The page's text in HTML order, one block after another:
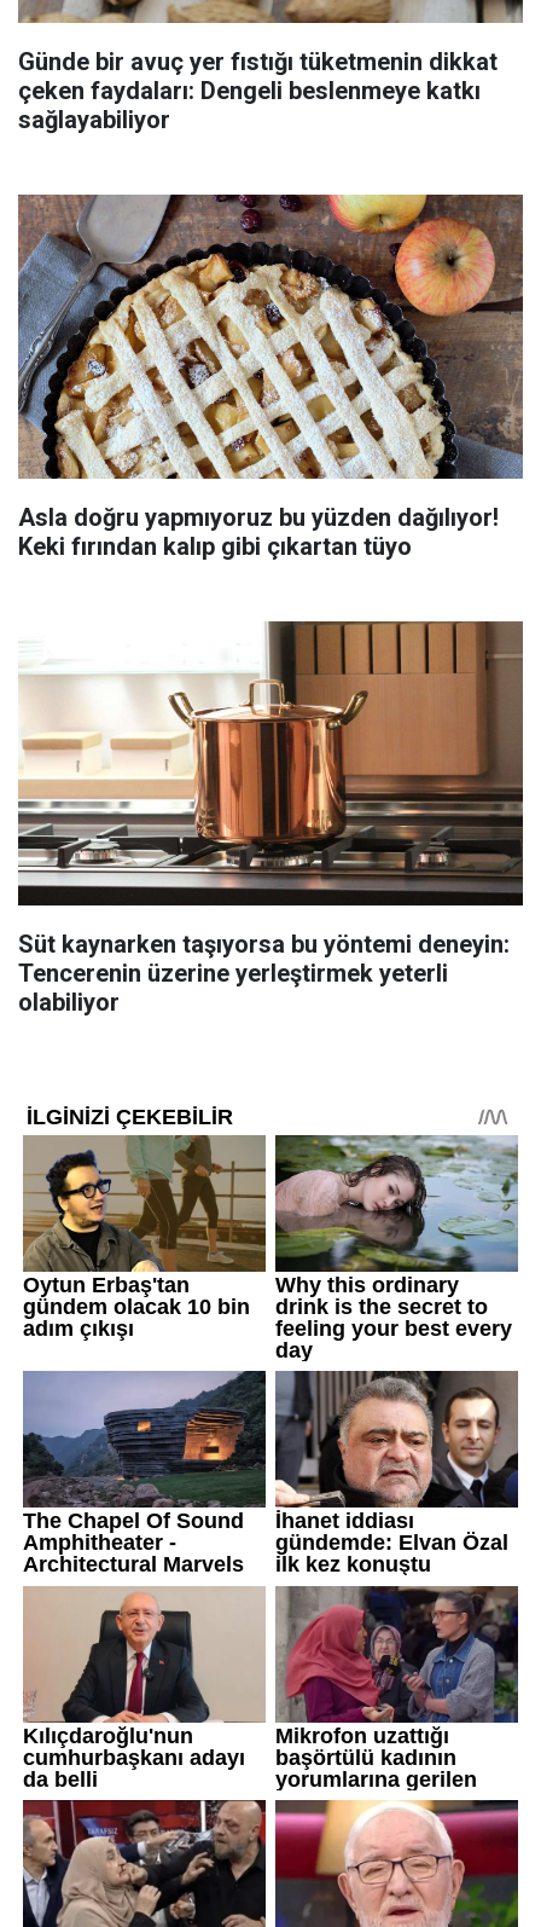
Günde bir avuç yer fıstığı tüketmenin dikkat
çeken faydaları: Dengeli beslenmeye katkı
sağlayabiliyor
Asla doğru yapmıyoruz bu yüzden dağılıyor!
Keki fırından kalıp gibi çıkartan tüyo
Süt kaynarken taşıyorsa bu yöntemi deneyin:
Tencerenin üzerine yerleştirmek yeterli
olabiliyor